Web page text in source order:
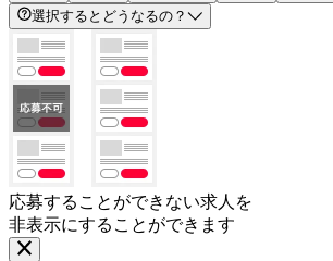
選択するとどうなるの？
応募することができない求人を
非表示にすることができます